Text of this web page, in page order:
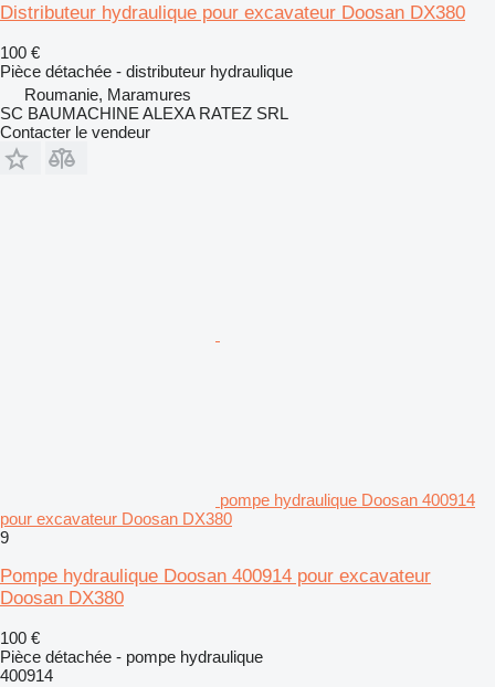
Distributeur hydraulique pour excavateur Doosan DX380
100 €
Pièce détachée - distributeur hydraulique
Roumanie, Maramures
SC BAUMACHINE ALEXA RATEZ SRL
Contacter le vendeur
pompe hydraulique Doosan 400914
pour excavateur Doosan DX380
9
Pompe hydraulique Doosan 400914 pour excavateur
Doosan DX380
100 €
Pièce détachée - pompe hydraulique
400914